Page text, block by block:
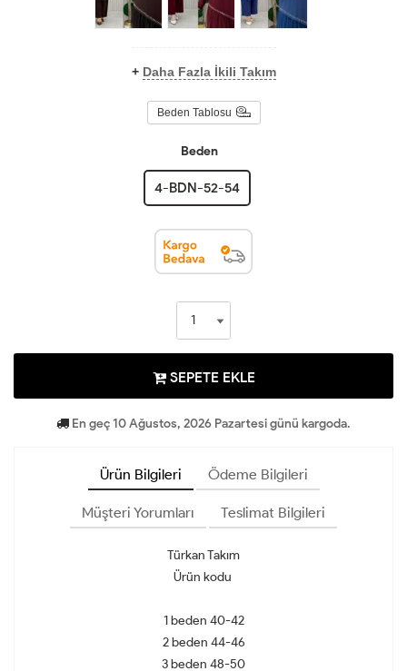
+ Daha Fazla İkili Takım
Beden Tablosu
Beden
4-BDN-52-54
SEPETE EKLE
En geç 10 Ağustos, 2026 Pazartesi günü kargoda.
Ürün Bilgileri Ödeme Bilgileri
Müşteri Yorumları Teslimat Bilgileri
Türkan Takım
Ürün kodu
1 beden 40-42
2 beden 44-46
3 beden 48-50